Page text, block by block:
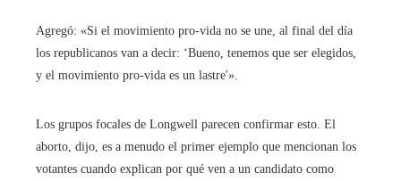
Agregó: «Si el movimiento pro-vida no se une, al final del día
los republicanos van a decir: ‘Bueno, tenemos que ser elegidos,
y el movimiento pro-vida es un lastre'».
Los grupos focales de Longwell parecen confirmar esto. El
aborto, dijo, es a menudo el primer ejemplo que mencionan los
votantes cuando explican por qué ven a un candidato como